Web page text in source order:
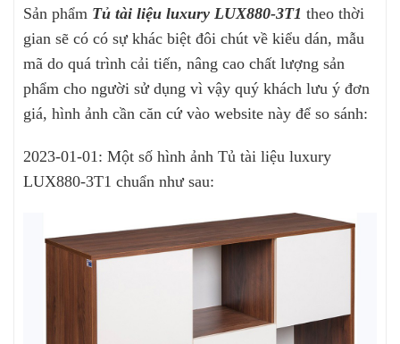
Sản phẩm Tủ tài liệu luxury LUX880-3T1 theo thời
gian sẽ có có sự khác biệt đôi chút về kiểu dán, mẫu
mã do quá trình cải tiến, nâng cao chất lượng sản
phẩm cho người sử dụng vì vậy quý khách lưu ý đơn
giá, hình ảnh cần căn cứ vào website này để so sánh:
2023-01-01: Một số hình ảnh Tủ tài liệu luxury
LUX880-3T1 chuẩn như sau: